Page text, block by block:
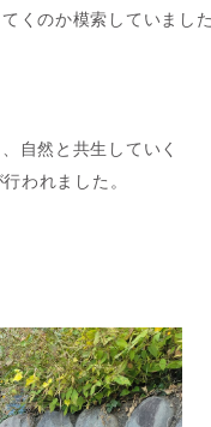
くのか模索していました
自然と共生していく
われました。